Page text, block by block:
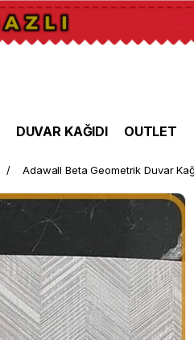
DUVAR KAĞIDI OUTLET
Adawall Beta Geometrik Duvar